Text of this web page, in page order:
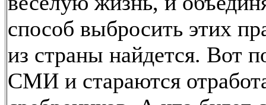
способ выбросить этих
из страны найдется. Вот
СМИ и стараются